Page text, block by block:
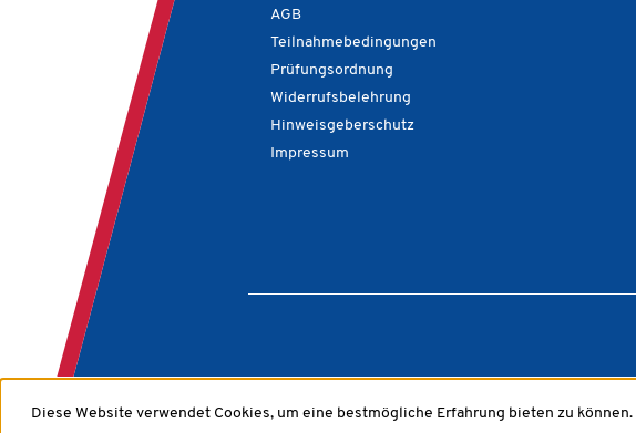
AGB
Teilnahmebedingungen
Prüfungsordnung
Widerrufsbelehrung
Hinweisgeberschutz
Impressum
Diese Website verwendet Cookies, um eine bestmögliche Erfahrung bieten zu können.